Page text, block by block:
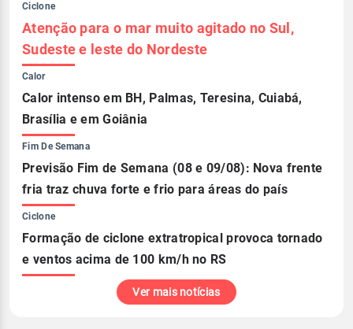
Ciclone
Atenção para o mar muito agitado no Sul,
Sudeste e leste do Nordeste
Calor
Calor intenso em BH, Palmas, Teresina, Cuiabá,
Brasília e em Goiânia
Fim De Semana
Previsão Fim de Semana (08 e 09/08): Nova frente
fria traz chuva forte e frio para áreas do país
Ciclone
Formação de ciclone extratropical provoca tornado
e ventos acima de 100 km/h no RS
Ver mais notícias